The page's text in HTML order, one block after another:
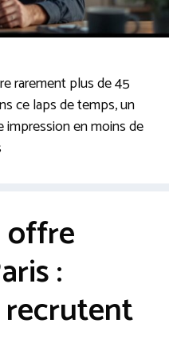
rarement plus de 45
ce laps de temps, un
en moins de
offre
: